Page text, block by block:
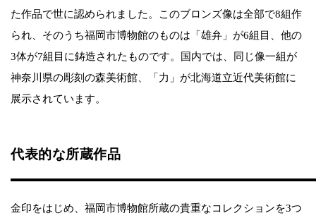
た作品で世に認められました。このブロンズ像は全部で8組作
られ、そのうち福岡市博物館のものは「雄弁」が6組目、他の
3体が7組目に鋳造されたものです。国内では、同じ像一組が
神奈川県の彫刻の森美術館、「力」が北海道立近代美術館に
展示されています。
代表的な所蔵作品
金印をはじめ、福岡市博物館所蔵の貴重なコレクションを3つ